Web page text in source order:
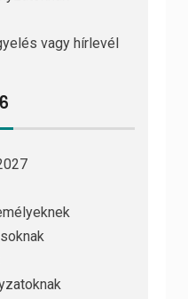
vagy hírlevél